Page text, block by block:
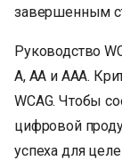
завершенным
Руководство
A, AA и AAA.
WCAG. Чтобы
цифровой
успеха для